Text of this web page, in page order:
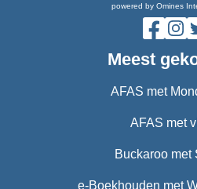
powered by Omines
Meest
AFAS met
AFAS met
Buckaroo met
e-Boekhouden met